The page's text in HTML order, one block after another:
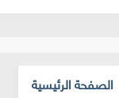
الصفحة الرئيسية